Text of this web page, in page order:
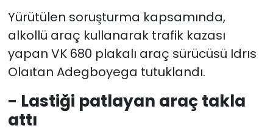
Yürütülen soruşturma kapsamında,
alkollü araç kullanarak trafik kazası
yapan VK 680 plakalı araç sürücüsü Idrıs
Olaıtan Adegboyega tutuklandı.
- Lastiği patlayan araç takla
attı